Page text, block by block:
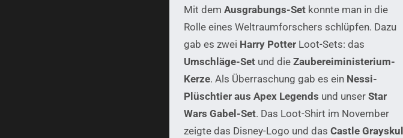
Mit dem Ausgrabungs-Set konnte man in die
Rolle eines Weltraumforschers schlüpfen. Dazu
gab es zwei Harry Potter Loot-Sets: das
Umschläge-Set und die Zaubereiministerium-
Kerze. Als Überraschung gab es ein Nessi-
Plüschtier aus Apex Legends und unser Star
Wars Gabel-Set. Das Loot-Shirt im November
zeigte das Disney-Logo und das Castle